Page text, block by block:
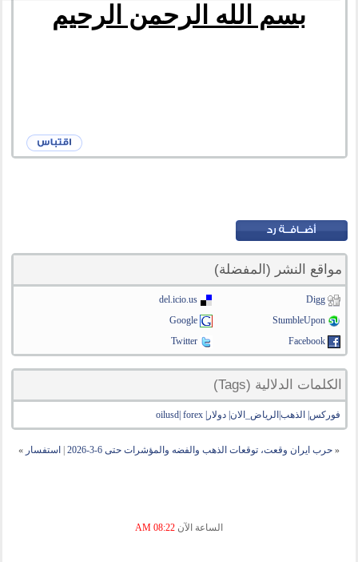
بسم الله الرحمن الرحيم
مواقع النشر (المفضلة)
Digg
del.icio.us
StumbleUpon
Google
Facebook
Twitter
الكلمات الدلالية (Tags)
فوركس| الذهب|الرياض_الان| دولار| oilusd| forex
« حرب ايران وقعت، توقعات الذهب والفضه والمؤشرات حتى 6-3-2026 استفسار »
الساعة الآن 08:22 AM